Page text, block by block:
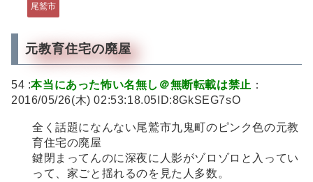
尾鷲市
元教育住宅の廃屋
54 :本当にあった怖い名無し＠無断転載は禁止 ：
2016/05/26(木) 02:53:18.05ID:8GkSEG7sO
全く話題になんない尾鷲市九鬼町のピンク色の元教
育住宅の廃屋
鍵閉まってんのに深夜に人影がゾロゾロと入ってい
って、家ごと揺れるのを見た人多数。